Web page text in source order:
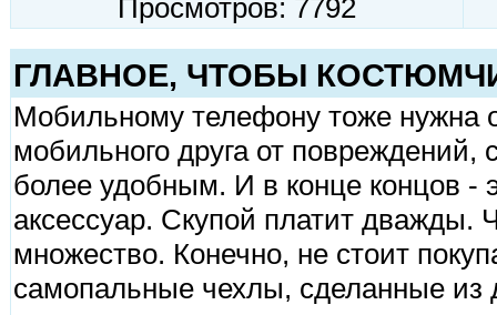
Просмотров: 7792
ГЛАВНОЕ, ЧТОБЫ
Мобильному телефону тоже нужна
мобильного друга от
более удобным. И в конце концов -
аксессуар. Скупой платит дважды.
множество. Конечно, не стоит
самопальные чехлы, сделанные